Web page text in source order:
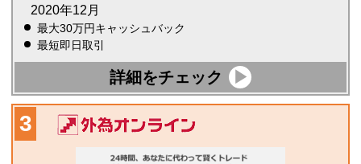
2020年12月
最大30万円キャッシュバック
最短即日取引
詳細をチェック